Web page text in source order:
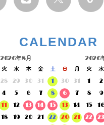
CALENDAR
2026年8月
火 水 木 金
土
28 29 30 31
1
4 5 6 7
8
11 12 13 14
15
18 19 20 21
22
2026
日 月 火 水
30
31 1 2
6
7 8 9
13
14 15 16
20
21 22 23